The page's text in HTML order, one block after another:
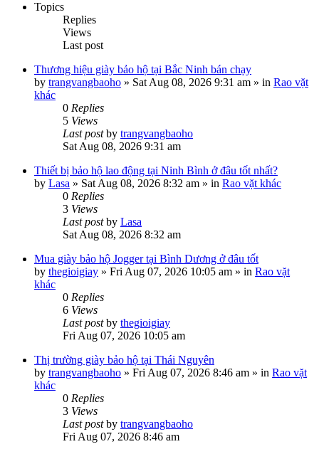
Topics
Replies
Views
Last post
Thương hiệu giày bảo hộ tại Bắc Ninh bán chạy
by trangvangbaoho » Sat Aug 08, 2026 9:31 am » in Rao vặt
khác
0 Replies
5 Views
Last postby trangvangbaoho
Sat Aug 08, 2026 9:31 am
Thiết bị bảo hộ lao động tại Ninh Bình ở đâu tốt nhất?
by Lasa » Sat Aug 08, 2026 8:32 am » in Rao vặt khác
0 Replies
3 Views
Last postby Lasa
Sat Aug 08, 2026 8:32 am
Mua giày bảo hộ Jogger tại Bình Dương ở đâu tốt
by thegioigiay » Fri Aug 07, 2026 10:05 am » in Rao vặt
khác
0 Replies
6 Views
Last postby thegioigiay
Fri Aug 07, 2026 10:05 am
Thị trường giày bảo hộ tại Thái Nguyên
by trangvangbaoho » Fri Aug 07, 2026 8:46 am » in Rao vặt
khác
0 Replies
3 Views
Last postby trangvangbaoho
Fri Aug 07, 2026 8:46 am